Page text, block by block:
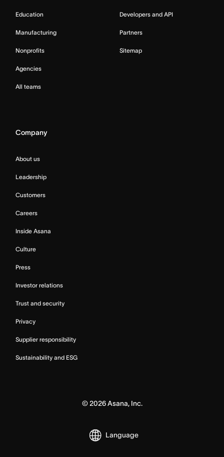
Education
Manufacturing
Nonprofits
Agencies
All teams
Developers and API
Partners
Sitemap
Company
About us
Leadership
Customers
Careers
Inside Asana
Culture
Press
Investor relations
Trust and security
Privacy
Supplier responsibility
Sustainability and ESG
© 2026Asana, Inc.
Language